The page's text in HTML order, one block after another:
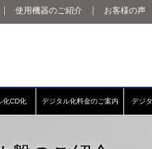
使用機器のご紹介 お客様の声
化CD化 デジタル化料金のご案内 デジ